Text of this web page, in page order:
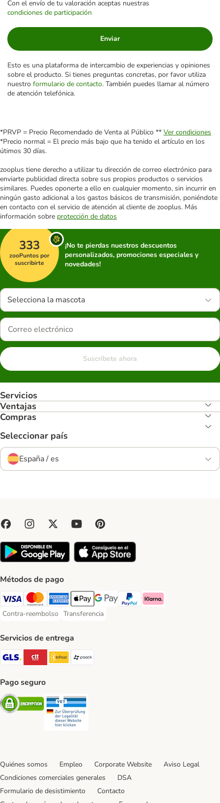
Con el envío de tu valoración aceptas nuestras
condiciones de participación
Enviar
Esto es una plataforma de intercambio de experiencias y opiniones
sobre el producto. Si tienes preguntas concretas, por favor utiliza
nuestro formulario de contacto. También puedes llamar al número
de atención telefónica.
*PRVP = Precio Recomendado de Venta al Público ** Ver condiciones
*Precio normal = El precio más bajo que ha tenido el artículo en los
útimos 30 días.
zooplus tiene derecho a utilizar tu dirección de correo electrónico para
enviarte publicidad directa sobre sus propios productos o servicios
similares. Puedes oponerte a ello en cualquier momento, sin incurrir en
ningún gasto adicional a los gastos básicos de transmisión, poniéndote
en contacto con el servicio de atención al cliente de zooplus. Más
información sobre protección de datos
333
zooPuntos por
suscribirte
¡No te pierdas nuestros descuentos
personalizados, promociones especiales y
novedades!
Selecciona la mascota
Suscríbete ahora
Servicios
Ventajas
Compras
Seleccionar país
España / es
Métodos de pago
Visa Payment Method
Mastercard Payment Method
American Express Payment Method
Apple Pay Payment Method
Google Pay Payment Method
PayPal Payment Method
Klarna Payment Method
Contra-reembolso
Contra-reembolso Payment Method
Transferencia
Transferencia Payment Method
Servicios de entrega
GLS Shipping Method
CTTExpress Shipping Method
InPost Shipping Method
Pago seguro
Security
Quiénes somos Empleo Corporate Website
Aviso Legal
Condiciones comerciales generales
DSA
Formulario de desistimiento
Contacto